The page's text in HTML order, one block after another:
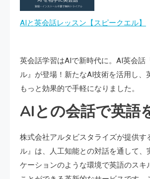
AIと英会話レッスン【スピークエル】
英会話学習はAIで新時代に。AI英会話
ル』が登場！新たなAI技術を活用し、
もっと効果的で手軽になりました。
AIとの会話で英語
株式会社アルタビスタライズが提供す
ル』は、人工知能との対話を通して、
ケーションのような環境で英語のスキ